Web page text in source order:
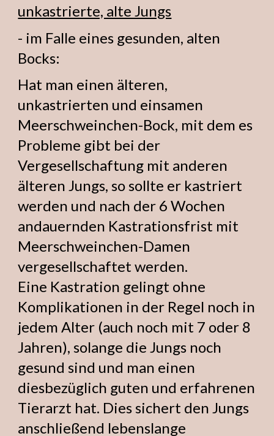
unkastrierte, alte Jungs
- im Falle eines gesunden, alten
Bocks:
Hat man einen älteren,
unkastrierten und einsamen
Meerschweinchen-Bock, mit dem es
Probleme gibt bei der
Vergesellschaftung mit anderen
älteren Jungs, so sollte er kastriert
werden und nach der 6 Wochen
andauernden Kastrationsfrist mit
Meerschweinchen-Damen
vergesellschaftet werden.
Eine Kastration gelingt ohne
Komplikationen in der Regel noch in
jedem Alter (auch noch mit 7 oder 8
Jahren), solange die Jungs noch
gesund sind und man einen
diesbezüglich guten und erfahrenen
Tierarzt hat. Dies sichert den Jungs
anschließend lebenslange